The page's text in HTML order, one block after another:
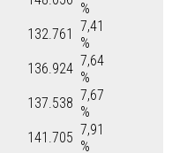
%
132.761 7,41
%
136.924 7,64
%
137.538 7,67
%
141.705 7,91
%